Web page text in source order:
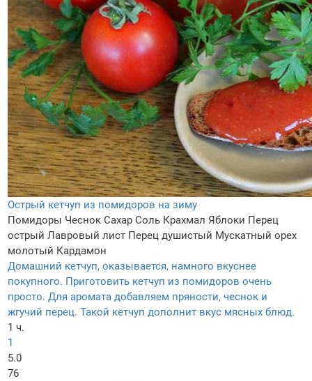
Острый кетчуп из помидоров на зиму
Помидоры Чеснок Сахар Соль Крахмал Яблоки Перец
острый Лавровый лист Перец душистый Мускатный орех
молотый Кардамон
Домашний кетчуп, оказывается, намного вкуснее
покупного. Приготовить кетчуп из помидоров очень
просто. Для аромата добавляем пряности, чеснок и
жгучий перец. Такой кетчуп дополнит вкус мясных блюд.
1 ч.
1
5.0
76